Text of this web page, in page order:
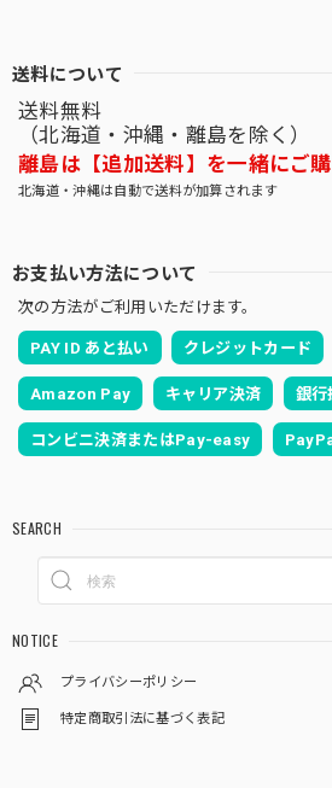
送料について
送料無料
（北海道・沖縄・離島を除く）
離島は【追加送料】を一緒にご
北海道・沖縄は自動で送料が加算されます
お支払い方法について
次の方法がご利用いただけます。
PAY ID あと払い クレジットカード
Amazon Pay キャリア決済 銀行
コンビニ決済またはPay-easy
SEARCH
NOTICE
プライバシーポリシー
特定商取引法に基づく表記